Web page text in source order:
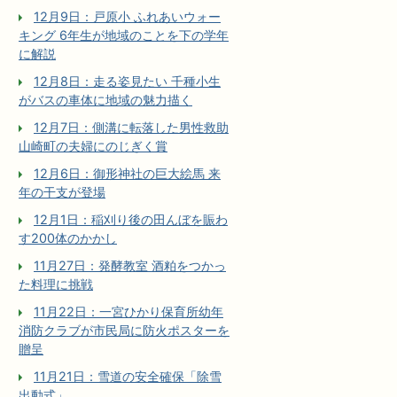
12月9日：戸原小 ふれあいウォー
キング 6年生が地域のことを下の学年
に解説
12月8日：走る姿見たい 千種小生
がバスの車体に地域の魅力描く
12月7日：側溝に転落した男性救助
山崎町の夫婦にのじぎく賞
12月6日：御形神社の巨大絵馬 来
年の干支が登場
12月1日：稲刈り後の田んぼを賑わ
す200体のかかし
11月27日：発酵教室 酒粕をつかっ
た料理に挑戦
11月22日：一宮ひかり保育所幼年
消防クラブが市民局に防火ポスターを
贈呈
11月21日：雪道の安全確保「除雪